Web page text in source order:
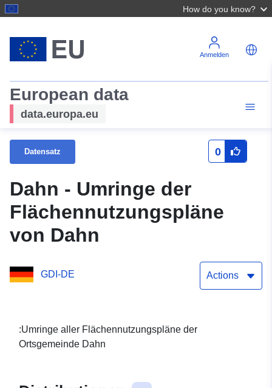
How do you know?
Anmelden
European data
data.europa.eu
Datensatz 0
Dahn - Umringe der
Flächennutzungspläne
von Dahn
GDI-DE Actions
:Umringe aller Flächennutzungspläne der
Ortsgemeinde Dahn